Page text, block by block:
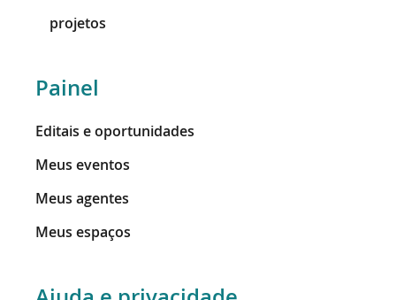
projetos
Painel
Editais e oportunidades
Meus eventos
Meus agentes
Meus espaços